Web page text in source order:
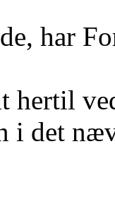
har
hertil
i det